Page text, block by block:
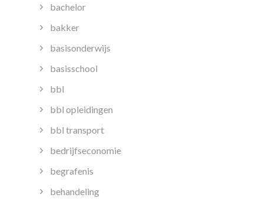
bachelor
bakker
basisonderwijs
basisschool
bbl
bbl opleidingen
bbl transport
bedrijfseconomie
begrafenis
behandeling